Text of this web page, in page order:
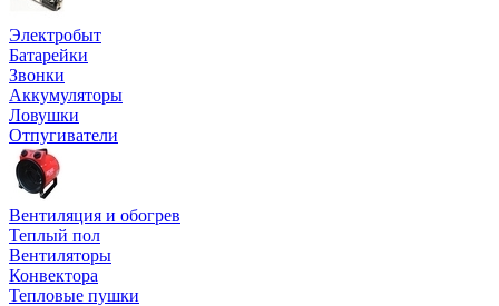
Электробыт
Батарейки
Звонки
Аккумуляторы
Ловушки
Отпугиватели
Вентиляция и обогрев
Теплый пол
Вентиляторы
Конвектора
Тепловые пушки